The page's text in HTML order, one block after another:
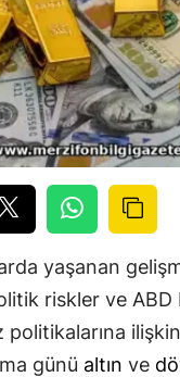
yaşanan
riskler ve ABD
politikalarına
günü altın ve